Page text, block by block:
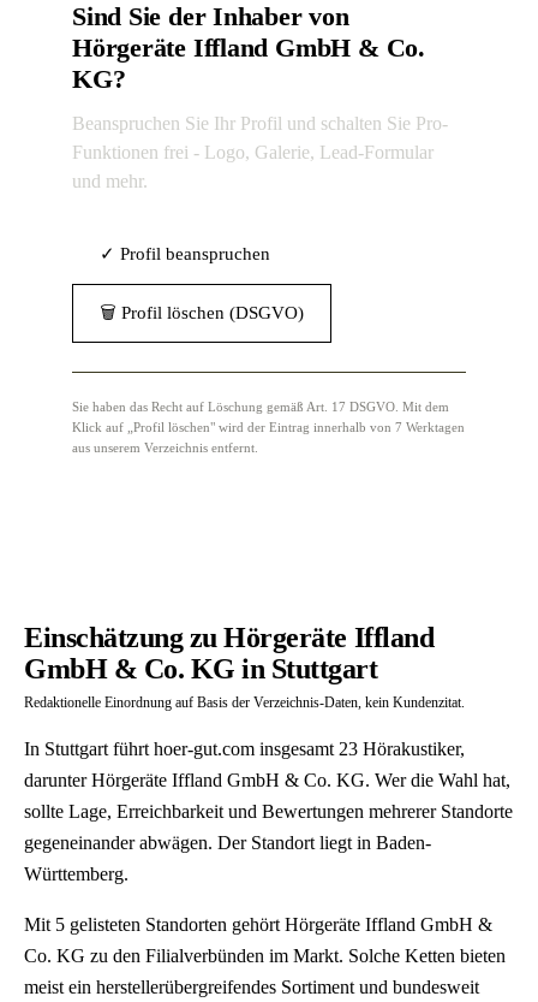
Sind Sie der Inhaber von
Hörgeräte Iffland GmbH & Co.
KG?
Beanspruchen Sie Ihr Profil und schalten Sie Pro-
Funktionen frei - Logo, Galerie, Lead-Formular
und mehr.
✓ Profil beanspruchen
🗑 Profil löschen (DSGVO)
Sie haben das Recht auf Löschung gemäß Art. 17 DSGVO. Mit dem
Klick auf „Profil löschen" wird der Eintrag innerhalb von 7 Werktagen
aus unserem Verzeichnis entfernt.
Einschätzung zu Hörgeräte Iffland
GmbH & Co. KG in Stuttgart
Redaktionelle Einordnung auf Basis der Verzeichnis-Daten, kein Kundenzitat.
In Stuttgart führt hoer-gut.com insgesamt 23 Hörakustiker,
darunter Hörgeräte Iffland GmbH & Co. KG. Wer die Wahl hat,
sollte Lage, Erreichbarkeit und Bewertungen mehrerer Standorte
gegeneinander abwägen. Der Standort liegt in Baden-
Württemberg.
Mit 5 gelisteten Standorten gehört Hörgeräte Iffland GmbH &
Co. KG zu den Filialverbünden im Markt. Solche Ketten bieten
meist ein herstellerübergreifendes Sortiment und bundesweit